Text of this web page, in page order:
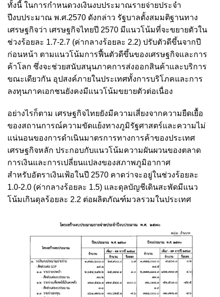
ทั้งนี้ ในการกำหนดวงเงินงบประมาณรายจ่ายประจำ
ปีงบประมาณ พ.ศ.2570 ดังกล่าว รัฐบาลตั้งสมมติฐานทาง
เศรษฐกิจว่า เศรษฐกิจไทยปี 2570 มีแนวโน้มที่จะขยายตัวใน
ช่วงร้อยละ 1.7-2.7 (ค่ากลางร้อยละ 2.2) ปรับตัวดีขึ้นจากปี
ก่อนหน้า ตามแนวโน้มการฟื้นตัวดีขึ้นของเศรษฐกิจและการ
ค้าโลก ซึ่งจะช่วยสนับสนุนภาคการส่งออกสินค้าและบริการ
ขณะเดียวกัน อุปสงค์ภายในประเทศทั้งการบริโภคและการ
ลงทุนภาคเอกชนยังคงมีแนวโน้มขยายตัวต่อเนื่อง
อย่างไรก็ตาม เศรษฐกิจไทยยังมีความเสี่ยงจากความยืดเยื้อ
ของสถานการณ์ความขัดแย้งทางภูมิรัฐศาสตร์และความไม่
แน่นอนของการดำเนินมาตรการทางการค้าของประเทศ
เศรษฐกิจหลัก ประกอบกับแนวโน้มความผันผวนของตลาด
การเงินและการเปลี่ยนแปลงของสภาพภูมิอากาศ
สำหรับอัตราเงินเฟ้อในปี 2570 คาดว่าจะอยู่ในช่วงร้อยละ
1.0-2.0 (ค่ากลางร้อยละ 1.5) และดุลบัญชีเดินสะพัดมีแนว
โน้มเกินดุลร้อยละ 2.2 ต่อผลิตภัณฑ์มวลรวมในประเทศ